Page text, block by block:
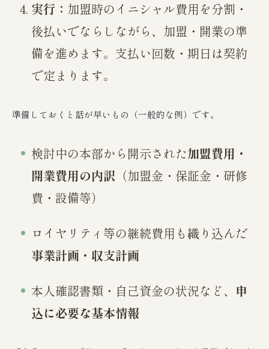
実行： 加盟時のイニシャル費用を分割・
後払いでならしながら、加盟・開業の準
備を進めます。支払い回数・期日は契約
で定まります。
準備しておくと話が早いもの（一般的な例）です。
検討中の本部から開示された加盟費用・
開業費用の内訳 （加盟金・保証金・研修
費・設備等）
ロイヤリティ等の継続費用も織り込んだ
事業計画・収支計画
本人確認書類・自己資金の状況など、 申
込に必要な基本情報